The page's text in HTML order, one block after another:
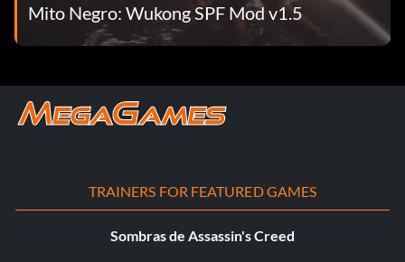
Mito Negro: Wukong SPF Mod v1.5
TRAINERS FOR FEATURED GAMES
Sombras de Assassin's Creed